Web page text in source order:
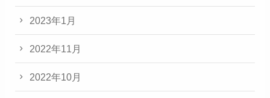
2023年1月
2022年11月
2022年10月